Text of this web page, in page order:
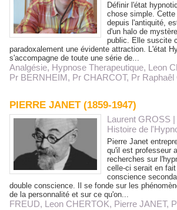
Définir l'état
chose simple.
depuis l'antiquité,
d'un halo de
public. Elle suscite
paradoxalement une évidente attraction. L'état
s'accompagne de toute une série de...
Analgésie, Hypnose Therapeutique, Leon
Pr BERNHEIM, Pr CHARCOT, Pr
PIERRE JANET (1859-1947)
Laurent GROSS
Histoire de
Pierre Janet
qu'il est professeur
recherches sur
celle-ci serait en
conscience
double conscience. Il se fonde sur les
de la personnalité et sur ce qu'on...
FREUD, Leon CHERTOK, Pierre JANET,